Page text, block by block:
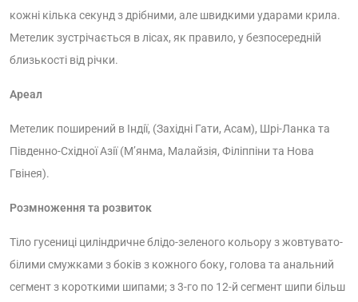
кожні кілька секунд з дрібними, але швидкими ударами крила.
Метелик зустрічається в лісах, як правило, у безпосередній
близькості від річки.
Ареал
Метелик поширений в Індії, (Західні Гати, Асам), Шрі-Ланка та
Південно-Східної Азії (М’янма, Малайзія, Філіппіни та Нова
Гвінея).
Розмноження та розвиток
Тіло гусениці циліндричне блідо-зеленого кольору з жовтувато-
білими смужками з боків з кожного боку, голова та анальний
сегмент з короткими шипами; з 3-го по 12-й сегмент шипи більш